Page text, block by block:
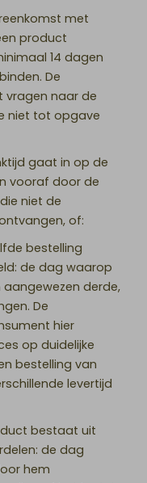
met
product
14 dagen
De
vragen naar de
niet tot opgave
gaat in op de
vooraf door de
niet de
of:
bestelling
de dag waarop
derde,
De
hier
op duidelijke
bestelling van
levertijd
bestaat uit
de dag
hem